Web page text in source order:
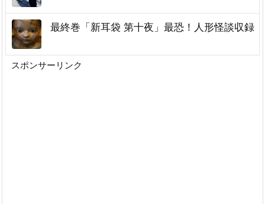
最終巻「新耳袋 第十夜」最恐！人形怪談収録
スポンサーリンク